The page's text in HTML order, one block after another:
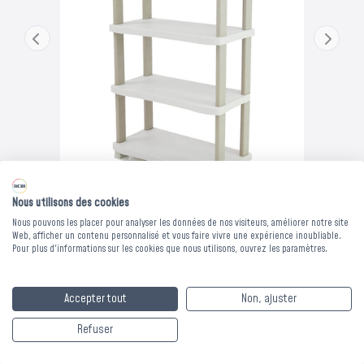
ETAGERE RESINE
MARIO -
90x45xHt.184 cm
Les bons de commande doivent être validés avant le 31
août pour bénéficier du dispositif exceptionnel.
Nous contacter
Nous utilisons des cookies
Nous pouvons les placer pour analyser les données de nos visiteurs, améliorer notre site
Web, afficher un contenu personnalisé et vous faire vivre une expérience inoubliable.
Pour plus d'informations sur les cookies que nous utilisons, ouvrez les paramètres.
Accepter tout
Non, ajuster
Refuser